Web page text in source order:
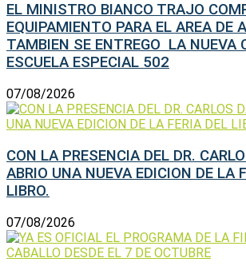
EL MINISTRO BIANCO TRAJO
EQUIPAMIENTO PARA EL AREA DE
TAMBIEN SE ENTREGO LA NUEVA
ESCUELA ESPECIAL 502
07/08/2026
CON LA PRESENCIA DEL DR.
ABRIO UNA NUEVA EDICION DE LA
LIBRO.
07/08/2026